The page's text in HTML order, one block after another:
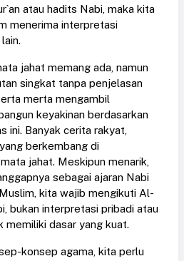
atau hadits Nabi, maka kita
menerima interpretasi
jahat memang ada, namun
singkat tanpa penjelasan
merta mengambil
keyakinan berdasarkan
ini. Banyak cerita rakyat,
berkembang di
jahat. Meskipun menarik,
sebagai ajaran Nabi
kita wajib mengikuti Al-
bukan interpretasi pribadi atau
dasar yang kuat.
konsep agama, kita perlu